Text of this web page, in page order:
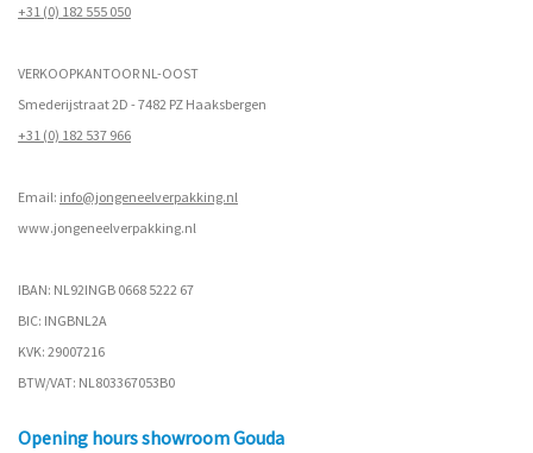
+31 (0) 182 555 050
VERKOOPKANTOOR NL-OOST
Smederijstraat 2D - 7482 PZ Haaksbergen
+31 (0) 182 537 966
Email: info@jongeneelverpakking.nl
www.jongeneelverpakking.nl
IBAN: NL92INGB 0668 5222 67
BIC: INGBNL2A
KVK: 29007216
BTW/VAT: NL803367053B0
Opening hours showroom Gouda